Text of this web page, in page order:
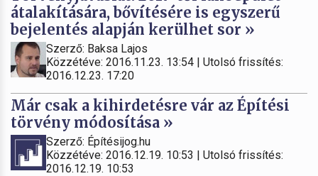
átalakítására, bővítésére is egyszerű
bejelentés alapján kerülhet sor »
Szerző: Baksa Lajos
Közzétéve: 2016.11.23. 13:54 | Utolsó frissítés:
2016.12.23. 17:20
Már csak a kihirdetésre vár az Építési
törvény módosítása »
Szerző: Építésijog.hu
Közzétéve: 2016.12.19. 10:53 | Utolsó frissítés:
2016.12.19. 10:53